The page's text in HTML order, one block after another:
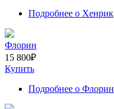
Подробнее о Хенрик
Флорин
15 800₽
Купить
Подробнее о Флорин